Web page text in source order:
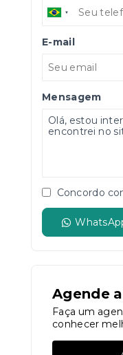
E-mail
Mensagem
Concordo
Agende
Faça um
conhecer